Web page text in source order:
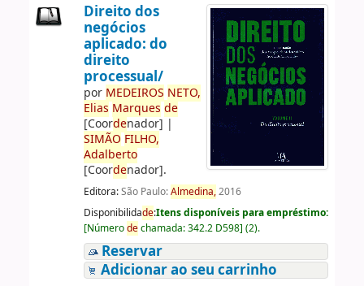
Direito dos
negócios
aplicado: do
direito
processual/
por MEDEIROS NETO,
Elias Marques de
[Coordenador] |
SIMÃO FILHO,
Adalberto
[Coordenador].
Editora:São Paulo:Almedina,2016
Disponibilidade:Itens disponíveis para empréstimo:
[Númerodechamada:342.2 D598] (2).
Reservar
Adicionar ao seu carrinho